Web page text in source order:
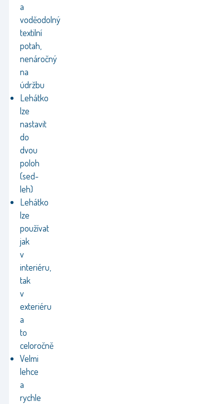
a
voděodolný
textilní
potah,
nenáročný
na
údržbu
Lehátko
lze
nastavit
do
dvou
poloh
(sed-
leh)
Lehátko
lze
používat
jak
v
interiéru,
tak
v
exteriéru
a
to
celoročně
Velmi
lehce
a
rychle